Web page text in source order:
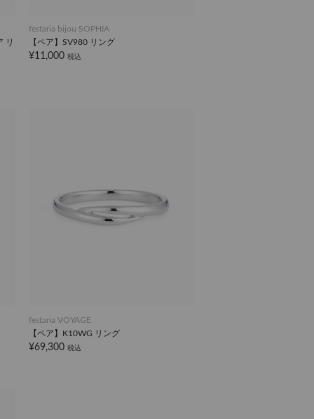
リ
festaria bijou SOPHIA
【ペア】SV980 リング
¥11,000 税込
festaria VOYAGE
【ペア】K10WG リング
¥69,300 税込